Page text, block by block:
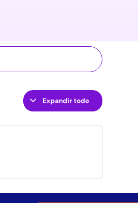
Expandir todo